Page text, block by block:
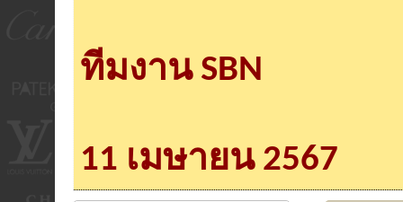
ทีมงาน SBN
11 เมษายน 2567